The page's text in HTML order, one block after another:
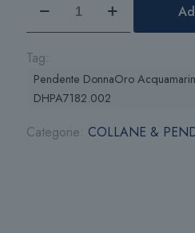
DonnaOro
Acquamarina
Diamanti
DHPA7182.002
quantità
Tag:
Pendente DonnaOro
DHPA7182.002
Categorie: COLLANE &